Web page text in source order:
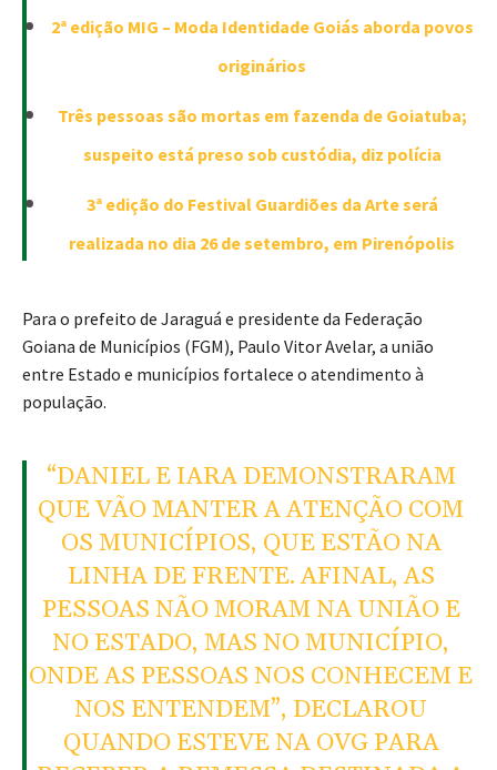
2ª edição MIG – Moda Identidade Goiás aborda povos
originários
Três pessoas são mortas em fazenda de Goiatuba;
suspeito está preso sob custódia, diz polícia
3ª edição do Festival Guardiões da Arte será
realizada no dia 26 de setembro, em Pirenópolis
Para o prefeito de Jaraguá e presidente da Federação
Goiana de Municípios (FGM), Paulo Vitor Avelar, a união
entre Estado e municípios fortalece o atendimento à
população.
“DANIEL E IARA DEMONSTRARAM
QUE VÃO MANTER A ATENÇÃO COM
OS MUNICÍPIOS, QUE ESTÃO NA
LINHA DE FRENTE. AFINAL, AS
PESSOAS NÃO MORAM NA UNIÃO E
NO ESTADO, MAS NO MUNICÍPIO,
ONDE AS PESSOAS NOS CONHECEM E
NOS ENTENDEM”, DECLAROU
QUANDO ESTEVE NA OVG PARA